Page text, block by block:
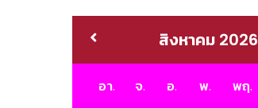
สิงหาคม 2026
อา. จ. อ. พ. พฤ.